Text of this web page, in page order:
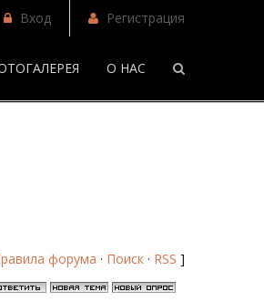
Вход Регистрация
О НАС
форума · Поиск · RSS ]